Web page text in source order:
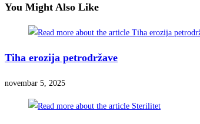
You Might Also Like
Tiha erozija petrodržave
novembar 5, 2025